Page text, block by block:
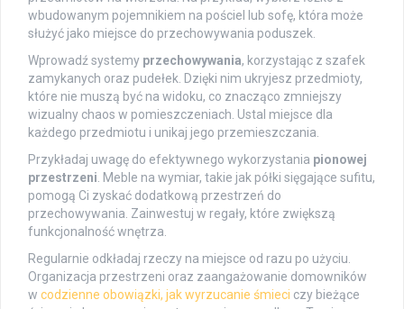
wbudowanym pojemnikiem na pościel lub sofę, która może
służyć jako miejsce do przechowywania poduszek.
Wprowadź systemy przechowywania, korzystając z szafek
zamykanych oraz pudełek. Dzięki nim ukryjesz przedmioty,
które nie muszą być na widoku, co znacząco zmniejszy
wizualny chaos w pomieszczeniach. Ustal miejsce dla
każdego przedmiotu i unikaj jego przemieszczania.
Przykładaj uwagę do efektywnego wykorzystania pionowej
przestrzeni . Meble na wymiar, takie jak półki sięgające sufitu,
pomogą Ci zyskać dodatkową przestrzeń do
przechowywania. Zainwestuj w regały, które zwiększą
funkcjonalność wnętrza.
Regularnie odkładaj rzeczy na miejsce od razu po użyciu.
Organizacja przestrzeni oraz zaangażowanie domowników
w codzienne obowiązki, jak wyrzucanie śmieci czy bieżące